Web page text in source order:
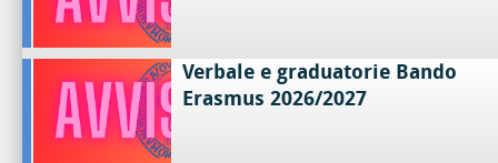
Verbale e graduatorie Bando
Erasmus 2026/2027